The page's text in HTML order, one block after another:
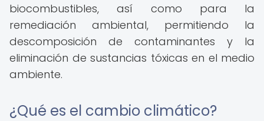
biocombustibles, así como para la
remediación ambiental, permitiendo la
descomposición de contaminantes y la
eliminación de sustancias tóxicas en el medio
ambiente.
¿Qué es el cambio climático?